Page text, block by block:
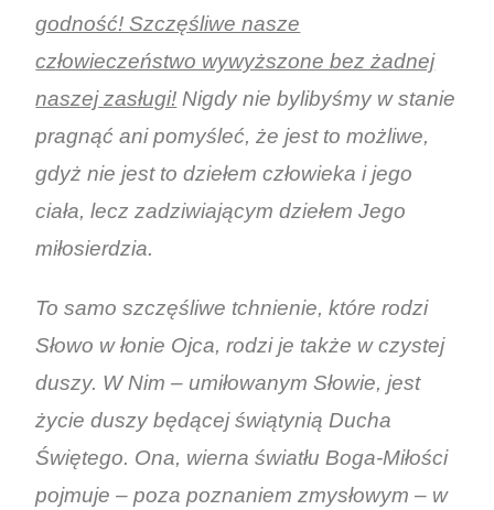
godność! Szczęśliwe nasze
człowieczeństwo wywyższone bez żadnej
naszej zasługi! Nigdy nie bylibyśmy w stanie
pragnąć ani pomyśleć, że jest to możliwe,
gdyż nie jest to dziełem człowieka i jego
ciała, lecz zadziwiającym dziełem Jego
miłosierdzia.
To samo szczęśliwe tchnienie, które rodzi
Słowo w łonie Ojca, rodzi je także w czystej
duszy. W Nim – umiłowanym Słowie, jest
życie duszy będącej świątynią Ducha
Świętego. Ona, wierna światłu Boga-Miłości
pojmuje – poza poznaniem zmysłowym – w